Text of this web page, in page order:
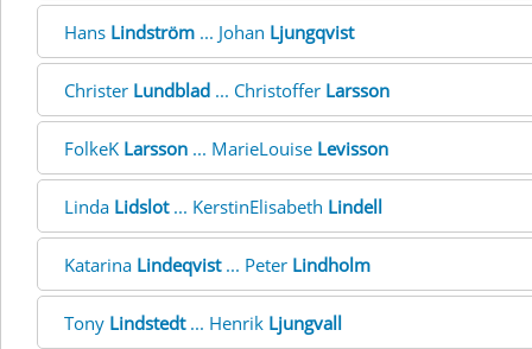
Hans Lindström ... Johan Ljungqvist
Christer Lundblad ... Christoffer Larsson
FolkeK Larsson ... MarieLouise Levisson
Linda Lidslot... KerstinElisabeth Lindell
Katarina Lindeqvist... Peter Lindholm
Tony Lindstedt... Henrik Ljungvall